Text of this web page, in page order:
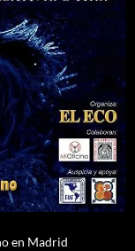
en Madrid